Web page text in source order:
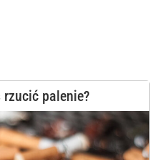
rzucić palenie?